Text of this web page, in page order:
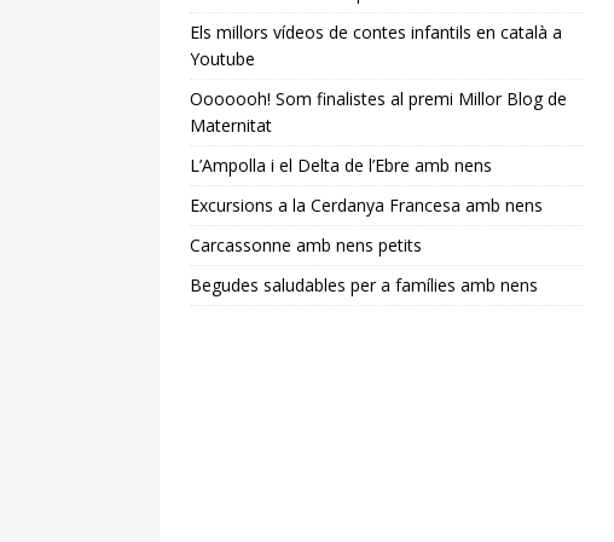
Els millors vídeos de contes infantils en català a
Youtube
Ooooooh! Som finalistes al premi Millor Blog de
Maternitat
L’Ampolla i el Delta de l’Ebre amb nens
Excursions a la Cerdanya Francesa amb nens
Carcassonne amb nens petits
Begudes saludables per a famílies amb nens